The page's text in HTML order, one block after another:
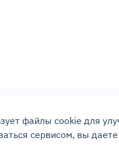
файлы cookie для
сервисом, вы